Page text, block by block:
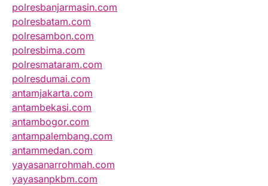
polresbanjarmasin.com
polresbatam.com
polresambon.com
polresbima.com
polresmataram.com
polresdumai.com
antamjakarta.com
antambekasi.com
antambogor.com
antampalembang.com
antammedan.com
yayasanarrohmah.com
yayasanpkbm.com